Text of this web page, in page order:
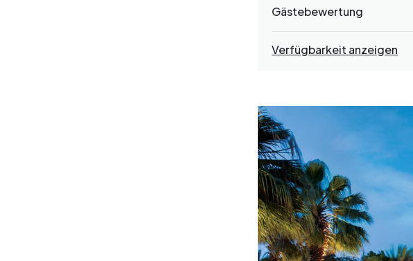
Gästebewertung
Verfügbarkeit anzeigen